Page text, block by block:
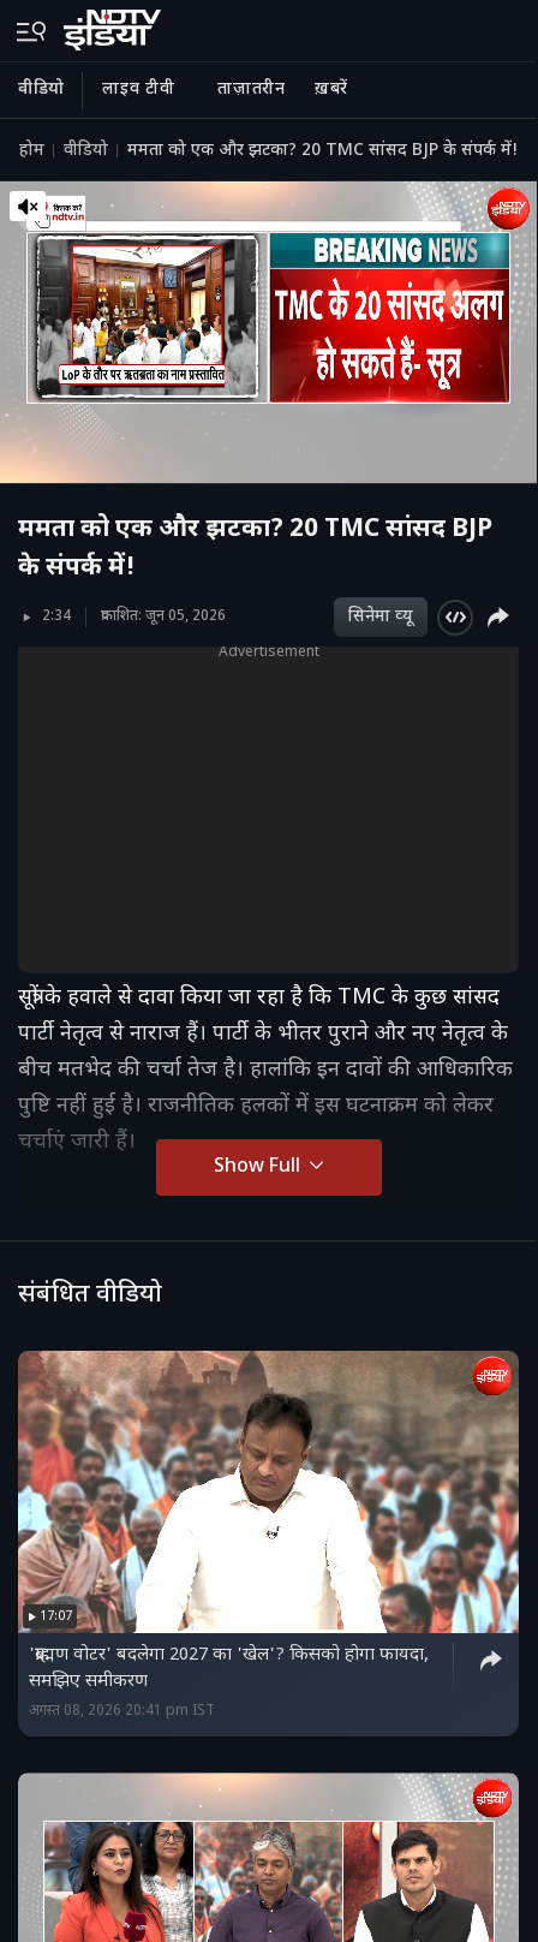
वीडियो लाइव टीवी ताज़ातरीन ख़बरें
होम वीडियो ममता को एक और झटका? 20 TMC सांसद BJP के संपर्क में!
ममता को एक और झटका? 20 TMC सांसद BJP
के संपर्क में!
2:34 प्रकाशित: जून 05, 2026 सिनेमा व्‍यू
Advertisement
सूत्रों के हवाले से दावा किया जा रहा है कि TMC के कुछ सांसद
पार्टी नेतृत्व से नाराज हैं। पार्टी के भीतर पुराने और नए नेतृत्व के
बीच मतभेद की चर्चा तेज है। हालांकि इन दावों की आधिकारिक
पुष्टि नहीं हुई है। राजनीतिक हलकों में इस घटनाक्रम को लेकर
चर्चाएं जारी हैं।
Show Full
संबंधित वीडियो
17:07
'ब्राह्मण वोटर' बदलेगा 2027 का 'खेल'? किसको होगा फायदा,
समझिए समीकरण
अगस्त 08, 2026 20:41 pm IST